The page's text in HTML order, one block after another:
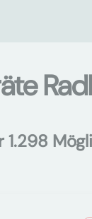
1.298